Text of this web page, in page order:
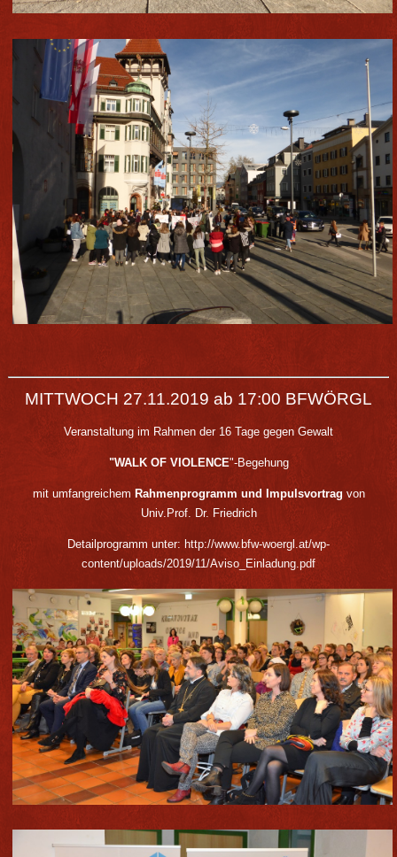
MITTWOCH 27.11.2019 ab 17:00 BFWÖRGL
Veranstaltung im Rahmen der 16 Tage gegen Gewalt
"WALK OF VIOLENCE"-Begehung
mit umfangreichem Rahmenprogramm und Impulsvortrag von
Univ.Prof. Dr. Friedrich
Detailprogramm unter: http://www.bfw-woergl.at/wp-
content/uploads/2019/11/Aviso_Einladung.pdf